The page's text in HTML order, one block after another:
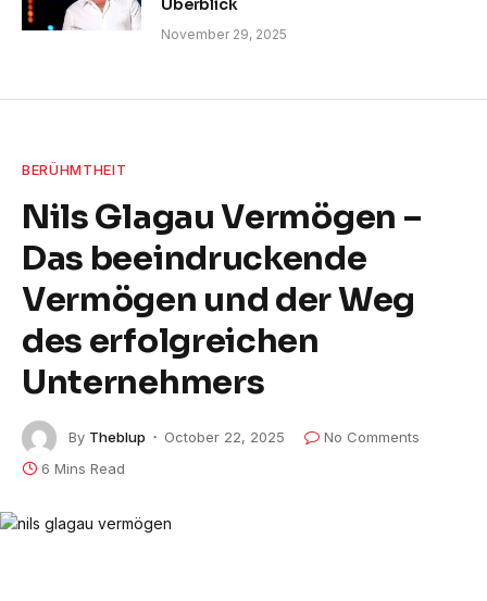
Überblick
November 29, 2025
BERÜHMTHEIT
Nils Glagau Vermögen –
Das beeindruckende
Vermögen und der Weg
des erfolgreichen
Unternehmers
By Theblup October 22, 2025
No Comments
6 Mins Read